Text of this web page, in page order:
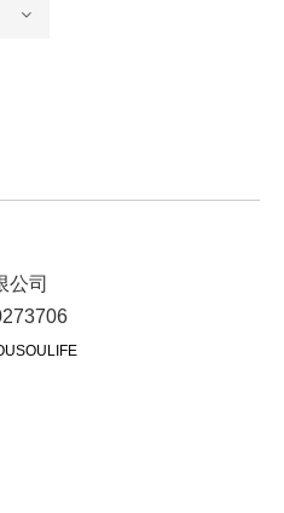
公司